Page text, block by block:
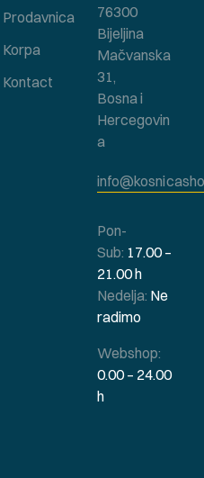
Prodavnica
Korpa
Kontact
76300
Bijeljina
Mačvanska
31,
Bosna i
Hercegovin
a
Pon-
Sub: 17.00 –
21.00 h
Nedelja: Ne
radimo
Webshop:
0.00 – 24.00
h